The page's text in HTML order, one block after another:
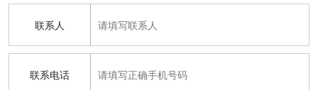
联系人
联系电话